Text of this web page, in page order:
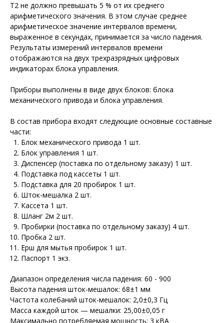
Т2 не должно превышать 5 % от их среднего
арифметического значения. В этом случае среднее
арифметическое значение интервалов времени,
выраженное в секундах, принимается за число падения.
Результаты измерений интервалов времени
отображаются на двух трехразрядных цифровых
индикаторах блока управления.
Приборы выполнены в виде двух блоков: блока
механического привода и блока управления.
В состав прибора входят следующие основные составные
части:
Блок механического привода 1 шт.
Блок управления 1 шт.
Диспенсер (поставка по отдельному заказу) 1 шт.
Подставка под кассеты 1 шт.
Подставка для 20 пробирок 1 шт.
Шток-мешалка 2 шт.
Кассета 1 шт.
Шланг 2м 2 шт.
Пробирки (поставка по отдельному заказу) 4 шт.
Пробка 2 шт.
Ерш для мытья пробирок 1 шт.
Паспорт 1 экз.
Диапазон определения числа падения: 60 - 900
Высота падения шток-мешалок: 68±1 мм
Частота колебаний шток-мешалок: 2,0±0,3 Гц
Масса каждой шток — мешалки: 25,00±0,05 г
Максимально потребляемая мощность: 3 кВА